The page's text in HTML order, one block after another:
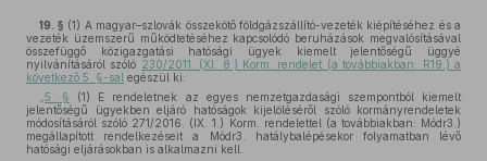
19. § (1) A magyar–szlovák összekötő földgázszállító-vezeték kiépítéséhez és a
vezeték üzemszerű működtetéséhez kapcsolódó beruházások megvalósításával
összefüggő közigazgatási hatósági ügyek kiemelt jelentőségű üggyé
nyilvánításáról szóló 230/2011. (XI. 8.) Korm. rendelet (a továbbiakban: R19.) a
következő 5. §-sal egészül ki:
5. § (1) E rendeletnek az egyes nemzetgazdasági szempontból kiemelt
jelentőségű ügyekben eljáró hatóságok kijelöléséről szóló kormányrendeletek
módosításáról szóló 271/2016. (IX. 1.) Korm. rendelettel (a továbbiakban: Módr3.)
megállapított rendelkezéseit a Módr3. hatálybalépésekor folyamatban lévő
hatósági eljárásokban is alkalmazni kell.